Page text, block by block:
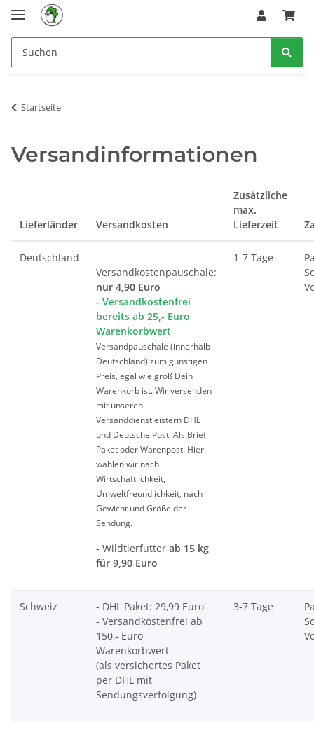
Startseite
Versandinformationen
Lieferländer Versandkosten
Zusätzliche
max.
Lieferzeit
Deutschland
-
Versandkostenpauschale:
nur 4,90 Euro
- Versandkostenfrei
bereits ab 25,- Euro
Warenkorbwert
Versandpauschale (innerhalb
Deutschland) zum günstigen
Preis, egal wie groß Dein
Warenkorb ist. Wir versenden
mit unseren
Versanddienstleistern DHL
und Deutsche Post. Als Brief,
Paket oder Warenpost. Hier
wählen wir nach
Wirtschaftlichkeit,
Umweltfreundlichkeit, nach
Gewicht und Größe der
Sendung.
- Wildtierfutter ab 15 kg
für 9,90 Euro
1-7 Tage
Schweiz
- DHL Paket: 29,99 Euro
- Versandkostenfrei ab
150,- Euro
Warenkorbwert
(als versichertes Paket
per DHL mit
Sendungsverfolgung)
3-7 Tage